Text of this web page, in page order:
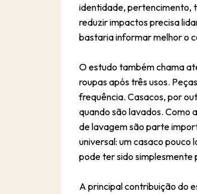
identidade, pertencimento,
reduzir impactos precisa
bastaria informar melhor o
O estudo também chama
roupas após três usos.
frequência. Casacos, por
quando são lavados. Como
de lavagem são parte
universal: um casaco
pode ter sido simplesmente
A principal contribuição do